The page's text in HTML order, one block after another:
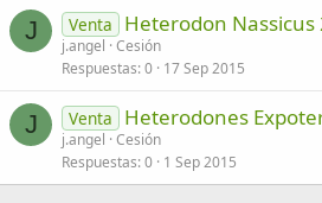
J Venta Heterodon Nassicus
j.angel Cesión
Respuestas 0 17 Sep 2015
J Venta Heterodones
j.angel Cesión
Respuestas 0 1 Sep 2015